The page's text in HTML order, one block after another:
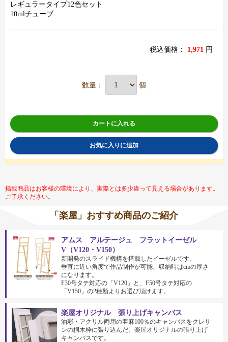
レギュラータイプ12色セット
10mlチューブ
税込価格： 1,971 円
数量： 個
カートに入れる
お気に入りに追加
掲載商品はお客様の環境により、実際とは多少違って見える場合があります。
ご了承ください。
「楽屋」おすすめ商品のご紹介
アムス アルテージュ フラットイーゼル
V（V120・V150）
新開発のスライド機構を搭載したイーゼルです。
垂直に近い角度で作品制作が可能、収納時はcmの厚さ
になります。
F30号タテ対応の「V120」と、F50号タテ対応の
「V150」の2種類よりお選び頂けます。
楽屋オリジナル 張り上げキャンバス
油彩・アクリル両用の亜麻100％のキャンバスをクレサ
ンの桐木枠に張り込んだ、楽屋オリジナルの張り上げ
キャンバスです。